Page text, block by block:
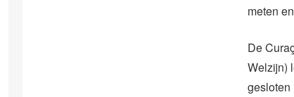
meten
De
Welzijn)
gesloten